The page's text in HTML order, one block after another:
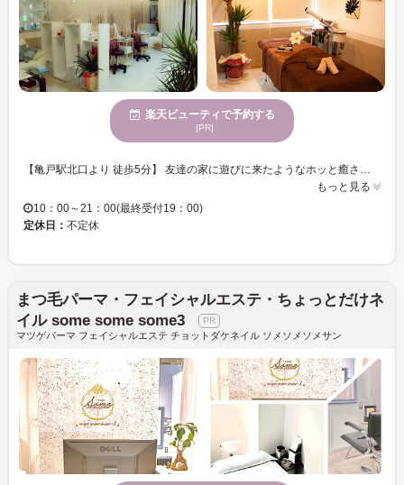
楽天ビューティで予約する
[PR]
もっと見る
10：00～21：00(最終受付19：00)
定休日： 不定休
まつ毛パーマ・フェイシャルエステ・ちょっとだけネ
イル some some some3
マツゲパーマ フェイシャルエステ チョットダケネイル ソメソメソメサン